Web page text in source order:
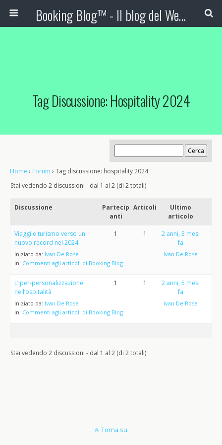
Booking Blog™ - Il blog del Web Marketing Turistico
Tag Discussione: Hospitality 2024
Home › Forum › Tag discussione: hospitality 2024
Stai vedendo 2 discussioni - dal 1 al 2 (di 2 totali)
Discussione
Partecip
anti
Articoli
Ultimo
articolo
Viaggi e turismo verso un
nuovo record nel 2024
Iniziato da: Ivan De Rose
in: Commenti agli articoli di Booking Blog
1 1
2 anni, 3 mesi
fa
Ivan De Rose
L’iper-personalizzazione
nell’ospitalità
Iniziato da: Ivan De Rose
in: Commenti agli articoli di Booking Blog
1 1
2 anni, 5 mesi
fa
Ivan De Rose
Stai vedendo 2 discussioni - dal 1 al 2 (di 2 totali)
Torna su